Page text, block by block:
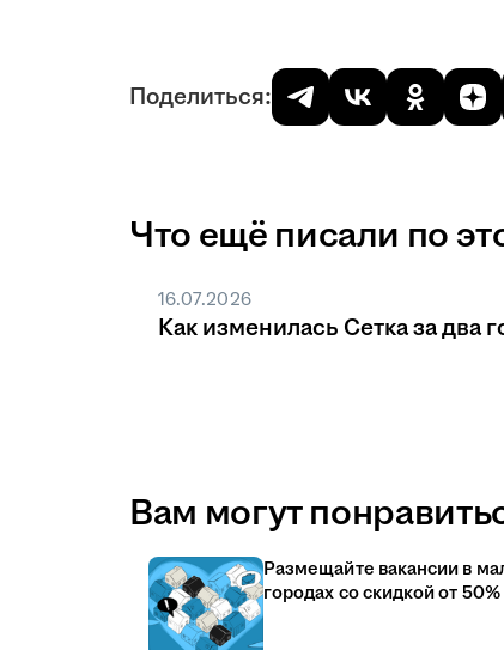
Поделиться:
Что ещё писали по
16.07.2026
Как изменилась Сетка за два
Вам могут
Размещайте вакансии в
городах со скидкой от 50%